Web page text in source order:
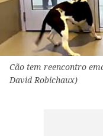
Cão tem reencontro
David Robichaux)